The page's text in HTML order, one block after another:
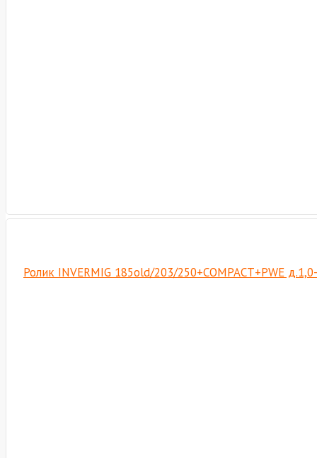
Ролик INVERMIG 185old/203/250+COMPACT+PWE